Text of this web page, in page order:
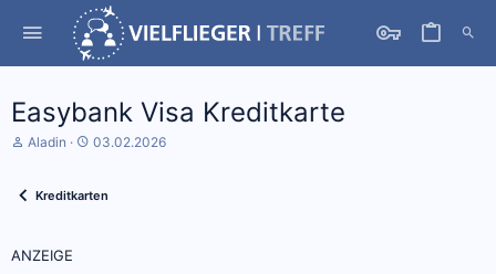
Easybank Visa Kreditkarte
S
r
*
Aladin
D
u
03.02.2026
Kreditkarten
ANZEIGE